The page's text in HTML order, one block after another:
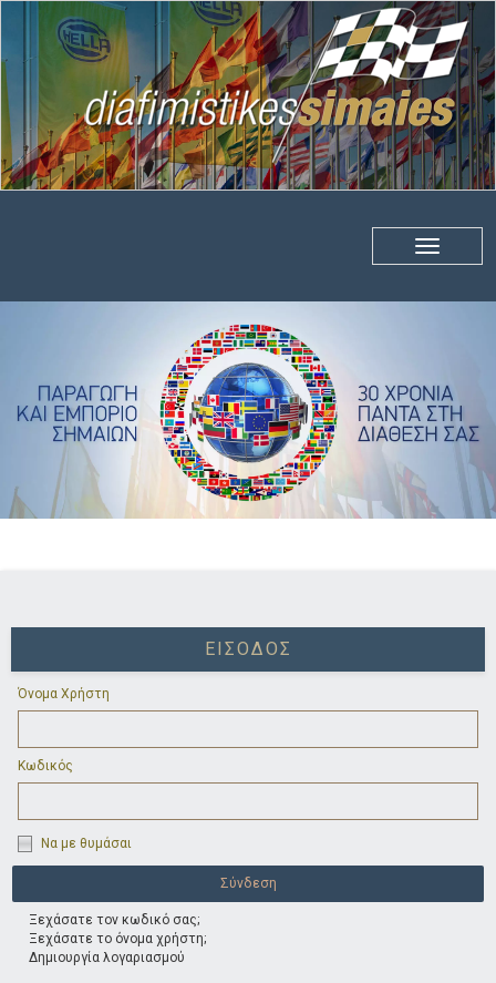
ΕΊΣΟΔΟΣ
Όνομα Χρήστη
Κωδικός
Να με θυμάσαι
Ξεχάσατε τον κωδικό σας;
Ξεχάσατε το όνομα χρήστη;
Δημιουργία λογαριασμού